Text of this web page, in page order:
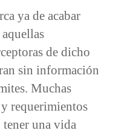
ya de acabar
de dicho
sin información
Muchas
requerimientos
tener una vida